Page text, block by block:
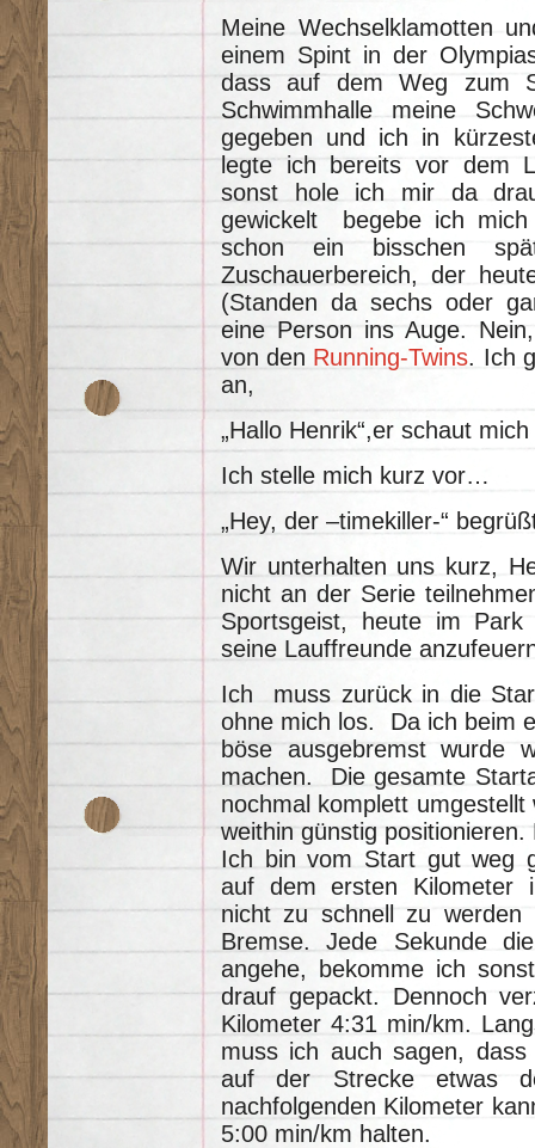
Meine Wechselklamotten
einem Spint in der
dass auf dem Weg zum
Schwimmhalle meine
gegeben und ich in
legte ich bereits vor dem
sonst hole ich mir da
gewickelt begebe ich
schon ein bisschen
Zuschauerbereich, der
(Standen da sechs oder
eine Person ins Auge.
von den Running-Twins. Ich
an,
„Hallo Henrik“,er schaut
Ich stelle mich kurz vor…
„Hey, der –timekiller-“
Wir unterhalten uns kurz,
nicht an der Serie
Sportsgeist, heute im
seine Lauffreunde
Ich muss zurück in die
ohne mich los. Da ich beim
böse ausgebremst wurde
machen. Die gesamte
nochmal komplett
weithin günstig
Ich bin vom Start gut weg
auf dem ersten Kilometer
nicht zu schnell zu
Bremse. Jede Sekunde
angehe, bekomme ich
drauf gepackt. Dennoch
Kilometer 4:31 min/km.
muss ich auch sagen,
auf der Strecke etwas
nachfolgenden Kilometer
5:00 min/km halten.